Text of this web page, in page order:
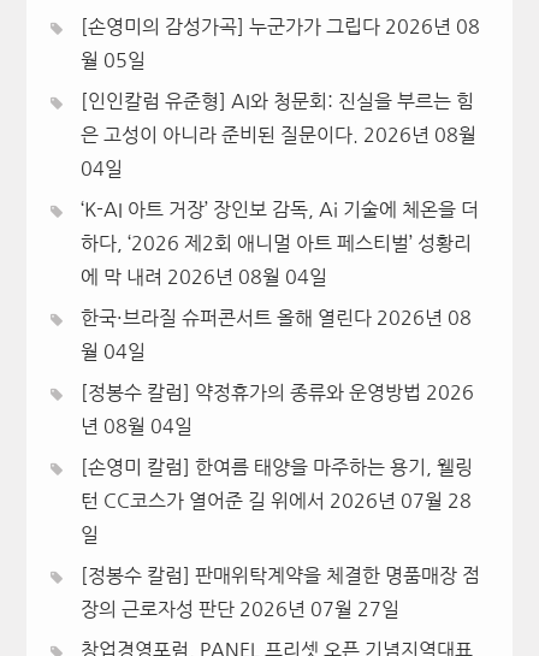
[손영미의 감성가곡] 누군가가 그립다 2026년 08
월 05일
[인인칼럼 유준형] AI와 청문회: 진실을 부르는 힘
은 고성이 아니라 준비된 질문이다.
2026년 08월
04일
‘K-AI 아트 거장’ 장인보 감독, Ai 기술에 체온을 더
하다, ‘2026 제2회 애니멀 아트 페스티벌’ 성황리
에 막 내려 2026년 08월 04일
한국·브라질 슈퍼콘서트 올해 열린다 2026년 08
월 04일
[정봉수 칼럼] 약정휴가의 종류와 운영방법 2026
년 08월 04일
[손영미 칼럼] 한여름 태양을 마주하는 용기, 웰링
턴 CC코스가 열어준 길 위에서 2026년 07월 28
일
[정봉수 칼럼] 판매위탁계약을 체결한 명품매장 점
장의 근로자성 판단 2026년 07월 27일
창업경영포럼, PANEL 프리셋 오픈 기념지역대표